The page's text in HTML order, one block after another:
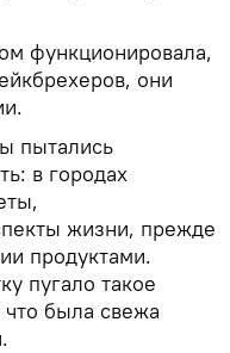
функционировала,
они
пытались
в городах
жизни, прежде
продуктами.
пугало такое
была свежа